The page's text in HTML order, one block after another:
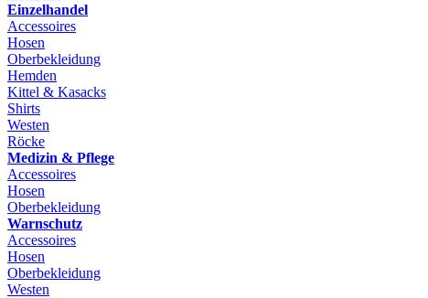
Einzelhandel
Accessoires
Hosen
Oberbekleidung
Hemden
Kittel & Kasacks
Shirts
Westen
Röcke
Medizin & Pflege
Accessoires
Hosen
Oberbekleidung
Warnschutz
Accessoires
Hosen
Oberbekleidung
Westen